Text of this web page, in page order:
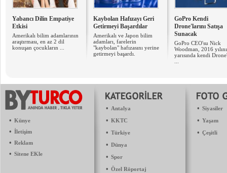
Yabancı Dilin Empatiye
Etkisi
Amerikalı bilim adamlarının
araştırması, en az 2 dil
konuşan çocukların ...
Kaybolan Hafızayı Geri
Getirmeyi Başardılar
Amerikalı ve Japon bilim
adamları, farelerin
"kaybolan" hafızasını yerine
getirmeyi başardı.
GoPro Kendi
Drone'larını Satışa
Sunacak
GoPro CEO'su Nick
Woodman, 2016
yarısında kendi
• Künye
• İletişim
• Reklam
• Sitene EKle
• Antalya
• KKTC
• Türkiye
• Dünya
• Spor
• Özel Röportaj
• Siyasiler
• Yaşam
• Çeşitli